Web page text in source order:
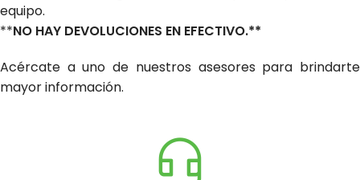
equipo.
**NO HAY DEVOLUCIONES EN EFECTIVO.**
Acércate a uno de nuestros asesores para brindarte
mayor información.